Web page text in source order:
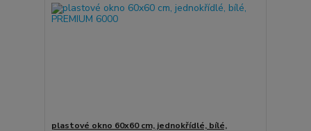
plastové okno 60x60 cm, jednokřídlé, bílé,